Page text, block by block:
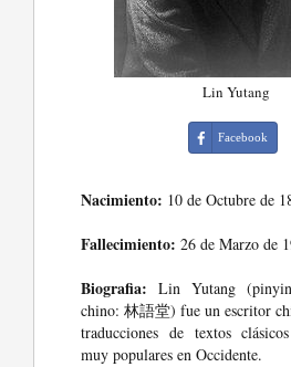
Lin Yutang
Facebook
Nacimiento: 10 de Octubre de
Fallecimiento: 26 de Marzo de
Biografia: Lin Yutang
chino: 林語堂) fue un escritor
traducciones de textos
muy populares en Occidente.